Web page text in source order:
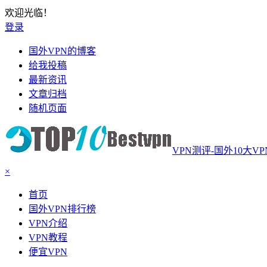
欢迎光临！
登录
国外VPN的博客
给我投稿
最新资讯
文章归档
随机页面
VPN测评-国外10大
×
首页
国外VPN排行榜
VPN介绍
VPN教程
便宜VPN